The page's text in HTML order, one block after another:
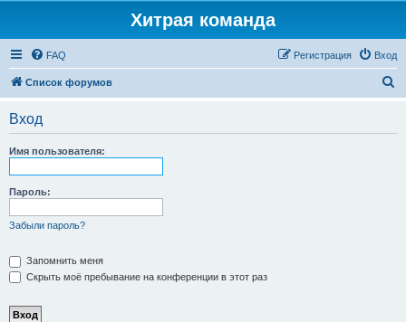
Хитрая команда
FAQ Вход
Регистрация
Список форумов
Вход
Имя пользователя:
Пароль:
Забыли пароль?
Запомнить меня
Скрыть моё пребывание на конференции в этот раз